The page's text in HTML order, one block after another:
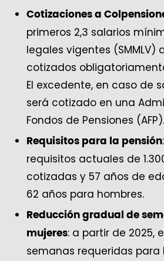
Cotizaciones a
primeros 2,3 salarios
legales vigentes (SMMLV)
cotizados
El excedente, en caso de
será cotizado en una
Fondos de Pensiones (AFP).
Requisitos para la pensión
requisitos actuales de
cotizadas y 57 años de
62 años para hombres.
Reducción gradual de
mujeres: a partir de 2025,
semanas requeridas para